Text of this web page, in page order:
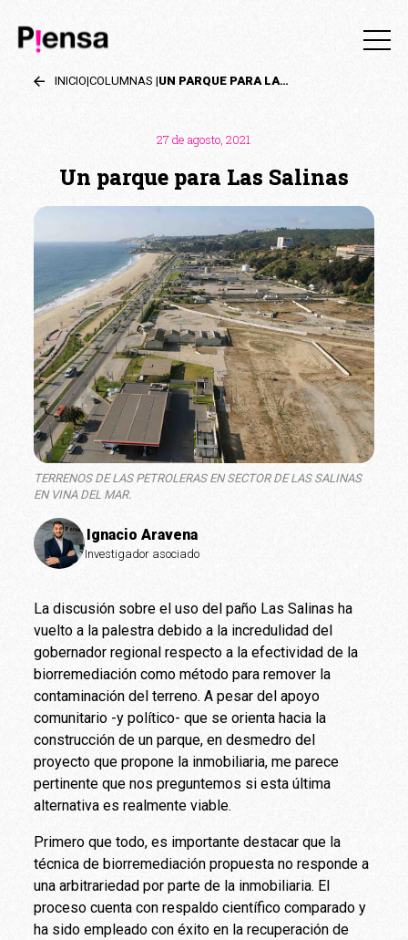
INICIO|COLUMNAS | UN PARQUE PARA LAS SALINAS
27 de agosto, 2021
Un parque para Las Salinas
TERRENOS DE LAS PETROLERAS EN SECTOR DE LAS SALINAS
EN VINA DEL MAR.
Ignacio Aravena
Investigador asociado
La discusión sobre el uso del paño Las Salinas ha
vuelto a la palestra debido a la incredulidad del
gobernador regional respecto a la efectividad de la
biorremediación como método para remover la
contaminación del terreno. A pesar del apoyo
comunitario -y político- que se orienta hacia la
construcción de un parque, en desmedro del
proyecto que propone la inmobiliaria, me parece
pertinente que nos preguntemos si esta última
alternativa es realmente viable.
Primero que todo, es importante destacar que la
técnica de biorremediación propuesta no responde a
una arbitrariedad por parte de la inmobiliaria. El
proceso cuenta con respaldo científico comparado y
ha sido empleado con éxito en la recuperación de